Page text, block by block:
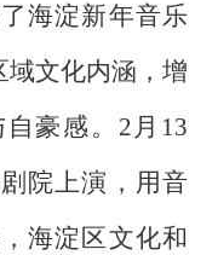
海淀新年音乐
文化内涵，增
豪感。2月13
院上演，用音
海淀区文化和